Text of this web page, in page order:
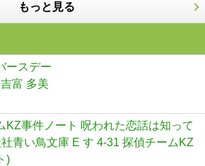
もっと見る
ースデー
富 多美
KZ事件ノート 呪われた恋話は知って
青い鳥文庫 E す 4-31 探偵チームKZ
)